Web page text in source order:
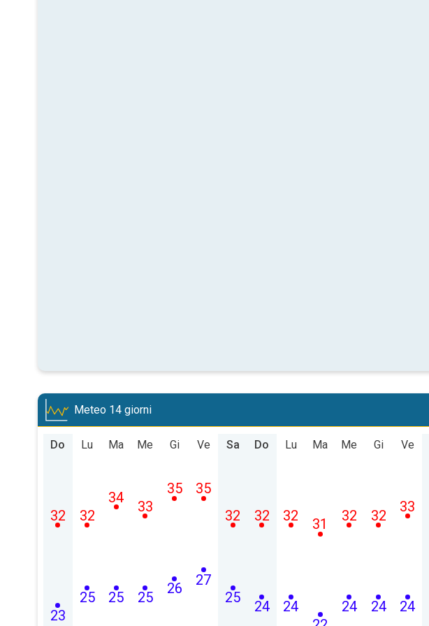
Meteo 14 giorni
Do
23
32
Lu
25
32
Ma
25
34
Me
25
33
Gi
26
35
Ve
27
35
Sa
25
32
Do
24
32
Lu
24
32
Ma
31
Me
24
32
Gi
24
32
Ve
24
33